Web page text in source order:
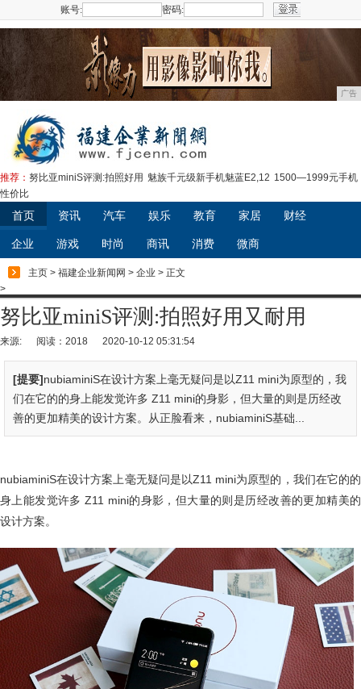
账号: 密码:
广告
推荐： 努比亚miniS评测:拍照好用 魅族千元级新手机魅蓝E2,12 1500—1999元手机
性价比
首页 资讯 汽车 娱乐 教育 家居 财经
企业 游戏 时尚 商讯 消费 微商
主页 > 福建企业新闻网 > 企业 > 正文
>
努比亚miniS评测:拍照好用又耐用
来源: 阅读：2018 2020-10-12 05:31:54
[提要]nubiaminiS在设计方案上毫无疑问是以Z11 mini为原型的，我
们在它的的身上能发觉许多 Z11 mini的身影，但大量的则是历经改
善的更加精美的设计方案。从正脸看来，nubiaminiS基础...
nubiaminiS在设计方案上毫无疑问是以Z11 mini为原型的，我们在它的的
身上能发觉许多 Z11 mini的身影，但大量的则是历经改善的更加精美的
设计方案。